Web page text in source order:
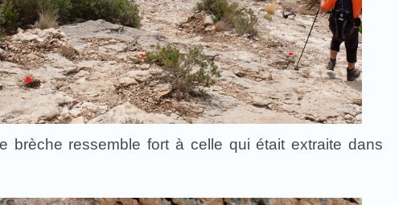
brèche ressemble fort à celle qui était extraite dans